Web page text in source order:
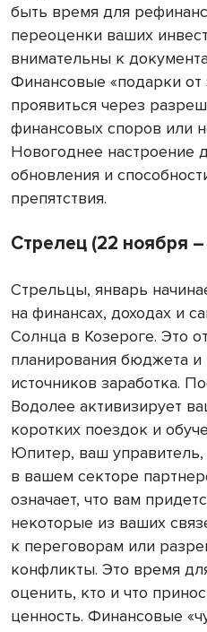
быть время для
переоценки ваших
внимательны к
Финансовые «подарки от
проявиться через
финансовых споров или
Новогоднее настроение
обновления и
препятствия.
Стрелец (22 ноября
Стрельцы, январь
на финансах, доходах и
Солнца в Козероге. Это
планирования бюджета и
источников заработка.
Водолее активизирует
коротких поездок и
Юпитер, ваш управитель,
в вашем секторе
означает, что вам
некоторые из ваших
к переговорам или
конфликты. Это время
оценить, кто и что
ценность. Финансовые